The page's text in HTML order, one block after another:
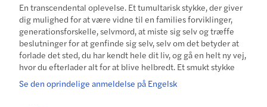
En transcendental oplevelse. Et tumultarisk stykke, der giver
dig mulighed for at være vidne til en families forviklinger,
generationsforskelle, selvmord, at miste sig selv og træffe
beslutninger for at genfinde sig selv, selv om det betyder at
forlade det sted, du har kendt hele dit liv, og gå en helt ny vej,
hvor du efterlader alt for at blive helbredt. Et smukt stykke
Se den oprindelige anmeldelse på Engelsk